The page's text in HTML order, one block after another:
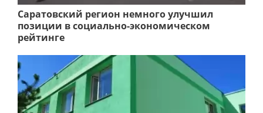
Саратовский регион немного улучшил
позиции в социально-экономическом
рейтинге